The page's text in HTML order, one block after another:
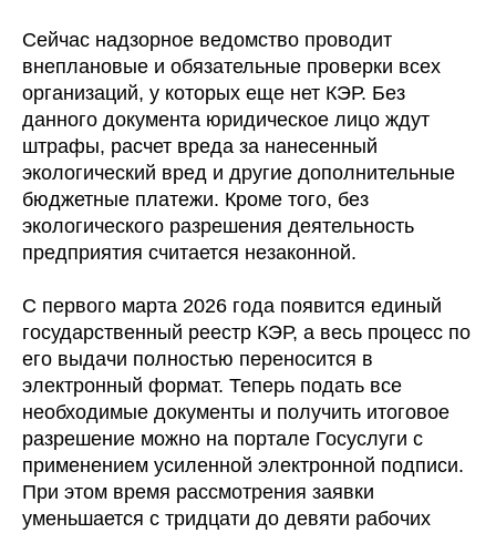
Сейчас надзорное ведомство проводит
внеплановые и обязательные проверки всех
организаций, у которых еще нет КЭР. Без
данного документа юридическое лицо ждут
штрафы, расчет вреда за нанесенный
экологический вред и другие дополнительные
бюджетные платежи. Кроме того, без
экологического разрешения деятельность
предприятия считается незаконной.
С первого марта 2026 года появится единый
государственный реестр КЭР, а весь процесс по
его выдачи полностью переносится в
электронный формат. Теперь подать все
необходимые документы и получить итоговое
разрешение можно на портале Госуслуги с
применением усиленной электронной подписи.
При этом время рассмотрения заявки
уменьшается с тридцати до девяти рабочих